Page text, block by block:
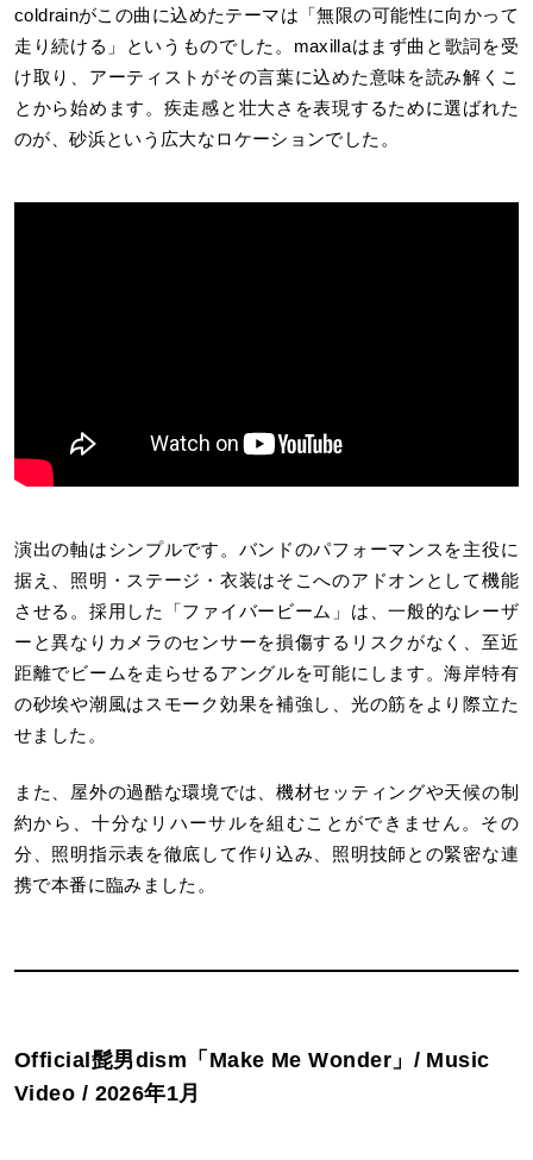
coldrainがこの曲に込めたテーマは「無限の可能性に向かって
走り続ける」というものでした。maxillaはまず曲と歌詞を受
け取り、アーティストがその言葉に込めた意味を読み解くこ
とから始めます。疾走感と壮大さを表現するために選ばれた
のが、砂浜という広大なロケーションでした。
演出の軸はシンプルです。バンドのパフォーマンスを主役に
据え、照明・ステージ・衣装はそこへのアドオンとして機能
させる。採用した「ファイバービーム」は、一般的なレーザ
ーと異なりカメラのセンサーを損傷するリスクがなく、至近
距離でビームを走らせるアングルを可能にします。海岸特有
の砂埃や潮風はスモーク効果を補強し、光の筋をより際立た
せました。
また、屋外の過酷な環境では、機材セッティングや天候の制
約から、十分なリハーサルを組むことができません。その
分、照明指示表を徹底して作り込み、照明技師との緊密な連
携で本番に臨みました。
Official髭男dism「Make Me Wonder」/ Music
Video / 2026年1月